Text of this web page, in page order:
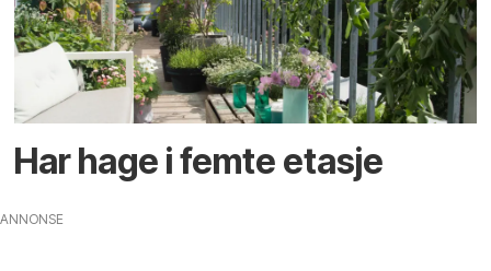
Har hage i femte etasje
ANNONSE